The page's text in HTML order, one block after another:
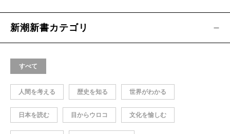
新潮新書カテゴリ
すべて
人間を考える 歴史を知る 世界がわかる
日本を読む 目からウロコ 文化を愉しむ